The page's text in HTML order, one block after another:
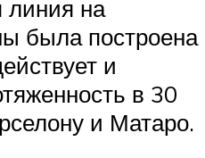
линия на
была построена
и
в 30
и Матаро.